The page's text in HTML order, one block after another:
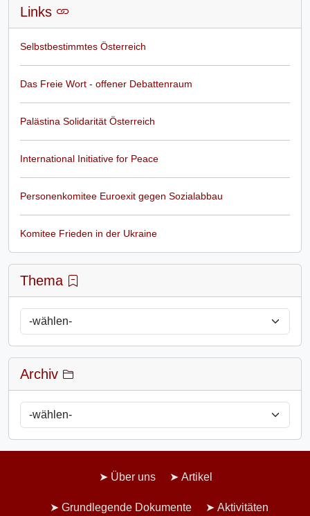
Links
Selbstbestimmtes Österreich
Das Freie Wort - offener Debattenraum
Palästina Solidarität Österreich
International Initiative for Peace
Personenkomitee Euroexit gegen Sozialabbau
Komitee Frieden in der Ukraine
Thema
Archiv
Über uns Artikel
Grundlegende Dokumente Aktivitäten